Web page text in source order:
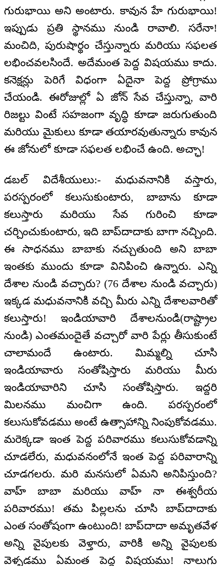
గురుభాయి అని అంటారు. కావున హే గురుభాయి!
ఇప్పుడు ప్రతి స్థానము నుండి రావాలి. సరేనా!
మంచిది, పురుషార్థం చేస్తున్నారు మరియు సఫలత
లభించవలసిందే. అదేమంత పెద్ద విషయము కాదు.
కనెక్షన్లు పెరిగే విధంగా ఏదైనా పెద్ద ప్రోగ్రాము
చేయండి. ఈరోజుల్లో ఏ జోన్ సేవ చేస్తున్నా, వారి
రిజల్టు వింటే సహజంగా వృద్ధి కూడా జరుగుతుంది
మరియు మైకులు కూడా తయారవుతున్నారు కావున
ఈ జోనులో కూడా సఫలత లభించే ఉంది. అచ్ఛా!
డబల్ విదేశీయులు:- మధువనానికి వస్తారు,
పరస్పరంలో కలుసుకుంటారు, బాబాను కూడా
కలుస్తారు మరియు సేవ గురించి కూడా
చర్చించుకుంటారు, ఇది బాప్‌దాదాకు బాగా నచ్చింది.
ఈ సాధనము బాబాకు నచ్చుతుంది అని బాబా
ఇంతకు ముందు కూడా వినిపించి ఉన్నారు. ఎన్ని
దేశాల నుండి వచ్చారు? (76 దేశాల నుండి వచ్చారు)
ఇక్కడ మధువనానికి వచ్చి మీరు ఎన్ని దేశాలవారితో
కలుస్తారు! ఇండియావారి దేశాలనుండి(రాష్ట్రాల
నుండి) ఎంతమందైతే వచ్చారో వారి పేర్లు తీసుకుంటే
చాలామందే ఉంటారు. మిమ్మల్ని చూసి
ఇండియావారు సంతోషిస్తారు మరియు మీరు
ఇండియావారిని చూసి సంతోషిస్తారు. ఇద్దరి
మిలనము మంచిగా ఉంది. పరస్పరంలో
కలుసుకోవడము అంటే ఉత్సాహాన్ని నింపుకోవడము.
మరెక్కడా ఇంత పెద్ద పరివారము కలుసుకోవడాన్ని
చూడలేరు, మధువనంలోనే ఇంత పెద్ద పరివారాన్ని
చూడగలరు. మరి మనసులో ఏమని అనిపిస్తుంది?
వాహ్ బాబా మరియు వాహ్ నా ఈశ్వరీయ
పరివారము! తమ పిల్లలను చూసి బాప్‌దాదాకు
ఎంత సంతోషంగా ఉంటుంది! బాప్‌దాదా అమృతవేళ
అన్ని వైపులకు వెళ్తారు, వారికి అన్ని వైపులకు
వెళ్ళడము ఏమంత పెద్ద విషయము! నాలుగు